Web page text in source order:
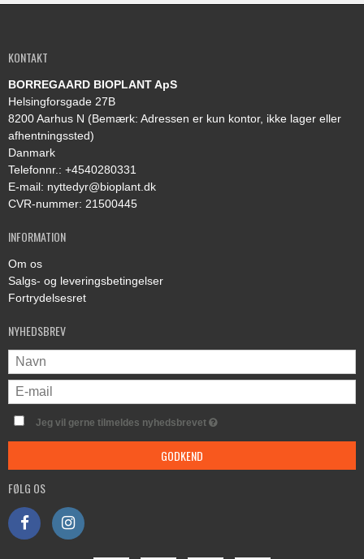
KONTAKT
BORREGAARD BIOPLANT ApS
Helsingforsgade 27B
8200 Aarhus N (Bemærk: Adressen er kun kontor, ikke lager eller
afhentningssted)
Danmark
Telefonnr. : +4540280331
E-mail: nyttedyr@bioplant.dk
CVR-nummer: 21500445
INFORMATION
Om os
Salgs- og leveringsbetingelser
Fortrydelsesret
NYHEDSBREV
Jeg vil gerne tilmeldes nyhedsbrevet
GODKEND
FØLG OS